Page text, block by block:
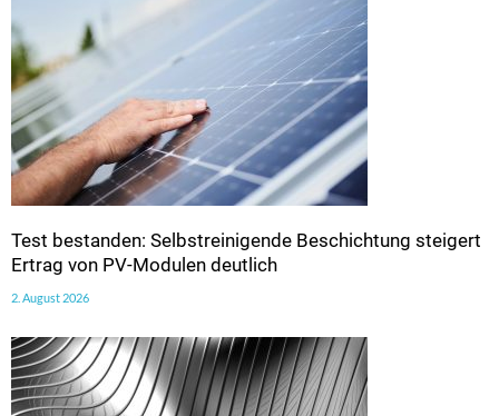
Test bestanden: Selbstreinigende Beschichtung steigert
Ertrag von PV-Modulen deutlich
2. August 2026